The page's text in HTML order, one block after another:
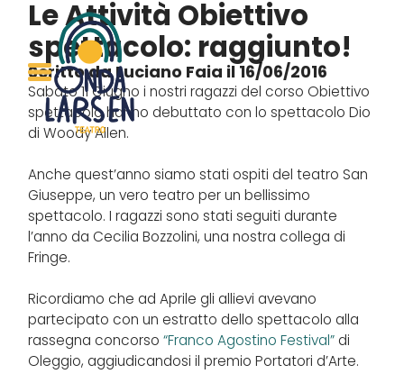
Le Attività Obiettivo
spettacolo: raggiunto!
Scritto da Luciano Faia il 16/06/2016
Sabato 11 Giugno i nostri ragazzi del corso Obiettivo
spettacolo hanno debuttato con lo spettacolo Dio
di Woody Allen.
Anche quest’anno siamo stati ospiti del teatro San
Giuseppe, un vero teatro per un bellissimo
spettacolo. I ragazzi sono stati seguiti durante
l’anno da Cecilia Bozzolini, una nostra collega di
Fringe.
Ricordiamo che ad Aprile gli allievi avevano
partecipato con un estratto dello spettacolo alla
rassegna concorso“Franco Agostino Festival”di
Oleggio, aggiudicandosi il premio Portatori d’Arte.